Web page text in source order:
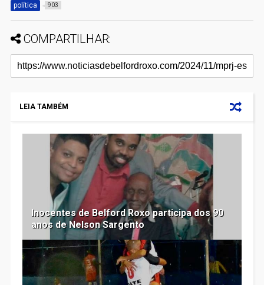
política 903
COMPARTILHAR:
LEIA TAMBÉM
Inocentes de Belford Roxo participa dos 90
anos de Nelson Sargento